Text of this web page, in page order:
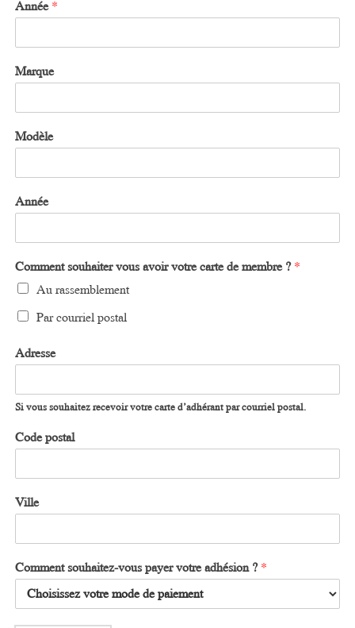
Année *
Marque
Modèle
Année
Comment souhaiter vous avoir votre carte de membre ? *
Au rassemblement
Par courriel postal
Adresse
Si vous souhaitez recevoir votre carte d’adhérant par courriel postal.
Code postal
Ville
Comment souhaitez-vous payer votre adhésion ? *